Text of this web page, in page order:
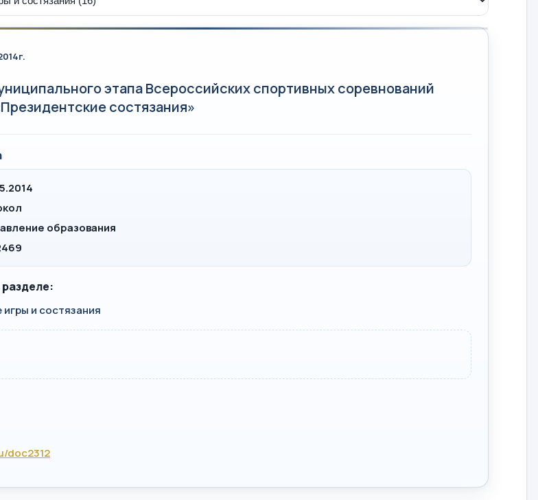
этапа Всероссийских спортивных соревнований
состязания»
образования
и состязания
doc2312